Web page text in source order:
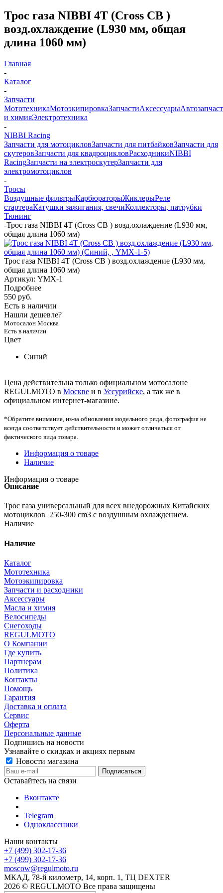
Трос газа NIBBI 4T (Cross CB )
возд.охлаждение (L930 мм, общая
длина 1060 мм)
Главная
-
Каталог
-
Запчасти
МототехникаМотоэкипировкаЗапчастиАксессуары
и химияЭлектротехника
-
NIBBI Racing
Запчасти для мотоцикловЗапчасти для питбайковЗапчасти для
скутеровЗапчасти для квадроцикловРасходникиNIBBI
RacingЗапчасти на электроскутерЗапчасти для
электромотоциклов
-
Тросы
Воздушные фильтрыКарбюраторыЖиклерыРеле
стартераКатушки зажигания, свечиКоллекторы, патрубки
Тюнинг
-Трос газа NIBBI 4T (Cross CB ) возд.охлаждение (L930 мм,
общая длина 1060 мм)
Трос газа NIBBI 4T (Cross CB ) возд.охлаждение (L930 мм,
общая длина 1060 мм)
Артикул: YMX-1
Подробнее
550 руб.
Есть в наличии
Нашли дешевле?
Мотосалон Москва
Есть в наличии
Цвет
Синий
Цена действительна только официальном мотосалоне
REGULMOTO в Москве и в Уссурийске, а так же в
официальном интернет-магазине.
*Обратите внимание, из-за обновления модельного ряда, фотография не
всегда соответствует действительности и может отличаться от
фактического вида товара.
Информация о товаре
Наличие
Информация о товаре
Описание
Трос газа универсальный для всех внедорожных Китайских
мотоциклов 250-300 cm3 с воздушным охлаждением.
Наличие
Наличие
Каталог
Мототехника
Мотоэкипировка
Запчасти и расходники
Аксессуары
Масла и химия
Велосипеды
Снегоходы
REGULMOTO
О Компании
Где купить
Партнерам
Политика
Контакты
Помощь
Гарантия
Доставка и оплата
Сервис
Оферта
Персональные данные
Подпишись на новости
Узнавайте о скидках и акциях первым
Новости магазина
Оставайтесь на связи
Вконтакте
Telegram
Одноклассники
Наши контакты
+7 (499) 302-17-36
+7 (499) 302-17-36
moscow@regulmoto.ru
МКАД, 78-й километр, 14, корп. 1, ТЦ DEXTER
2026 © REGULMOTO Все права защищены